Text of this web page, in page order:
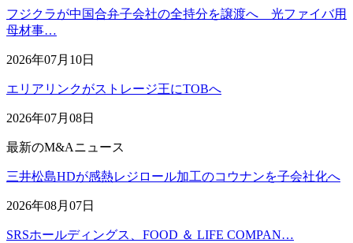
フジクラが中国合弁子会社の全持分を譲渡へ 光ファイバ用
母材事…
2026年07月10日
エリアリンクがストレージ王にTOBへ
2026年07月08日
最新のM&Aニュース
三井松島HDが感熱レジロール加工のコウナンを子会社化へ
2026年08月07日
SRSホールディングス、FOOD ＆ LIFE COMPAN…